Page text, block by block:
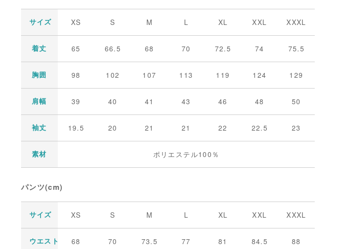
サイズ XS S M L XL XXL XXXL
着丈 65 66.5 68 70 72.5 74 75.5
胸囲 98 102 107 113 119 124 129
肩幅 39 40 41 43 46 48 50
袖丈 19.5 20 21 21 22 22.5 23
素材 ポリエステル100％
パンツ(cm)
サイズ XS S M L XL XXL XXXL
ウエスト 68 70 73.5 77 81 84.5 88